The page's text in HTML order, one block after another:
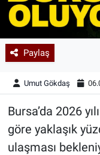
Paylaş
Umut Gökdaş
Bursa’da 2026
göre yaklaşık
ulaşması
Astroloji-